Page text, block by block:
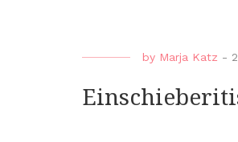
by Marja Katz -